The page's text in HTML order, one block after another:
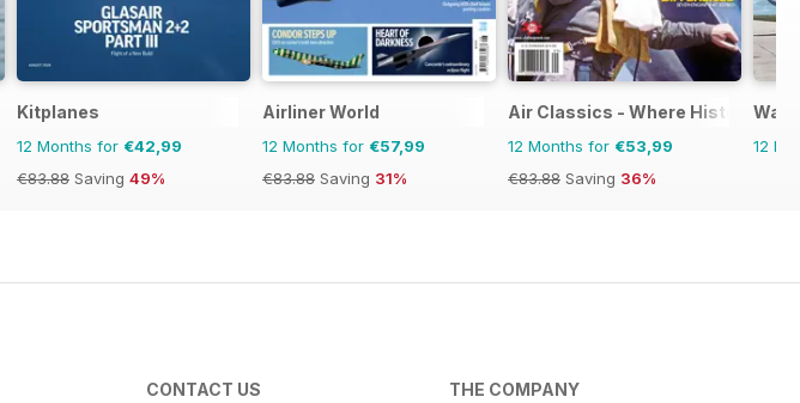
Kitplanes
12 Months for €42,99
€83.88 Saving 49%
Airliner World
12 Months for €57,99
€83.88 Saving 31%
Air Classics - Where History Flies
12 Months for €53,99
€83.88 Saving 36%
12
CONTACT US THE COMPANY